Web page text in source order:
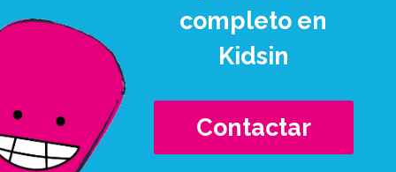
completo en
Kidsin
Contactar